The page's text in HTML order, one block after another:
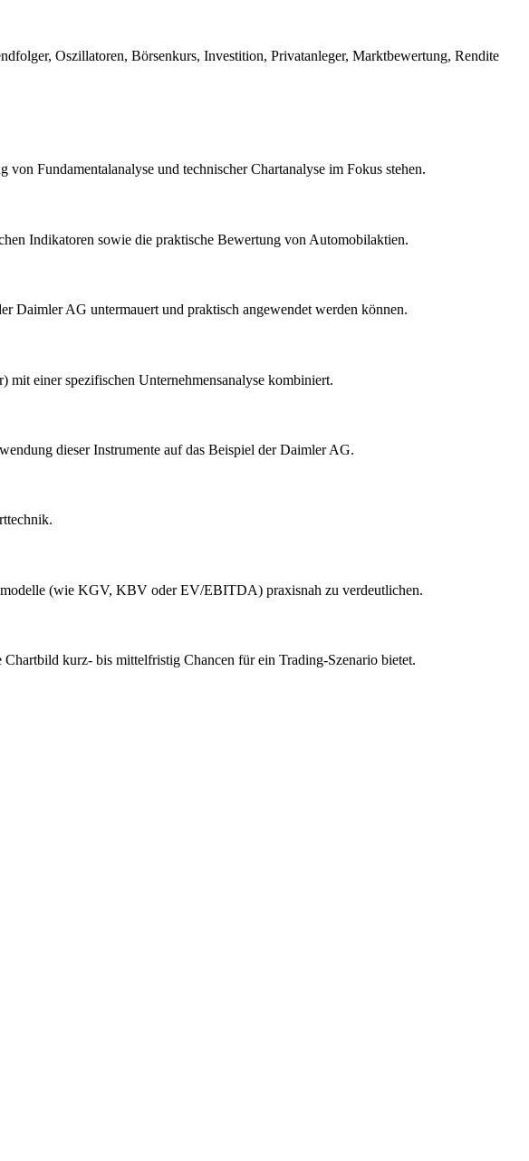
Oszillatoren, Börsenkurs, Investition, Privatanleger, Marktbewertung, Rendite
Fundamentalanalyse und technischer Chartanalyse im Fokus stehen.
Indikatoren sowie die praktische Bewertung von Automobilaktien.
Daimler AG untermauert und praktisch angewendet werden können.
einer spezifischen Unternehmensanalyse kombiniert.
dieser Instrumente auf das Beispiel der Daimler AG.
(wie KGV, KBV oder EV/EBITDA) praxisnah zu verdeutlichen.
kurz- bis mittelfristig Chancen für ein Trading-Szenario bietet.